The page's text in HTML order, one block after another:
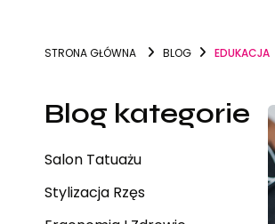
STRONA GŁÓWNA BLOG EDUKACJA
Blog kategorie
Salon Tatuażu
Stylizacja Rzęs